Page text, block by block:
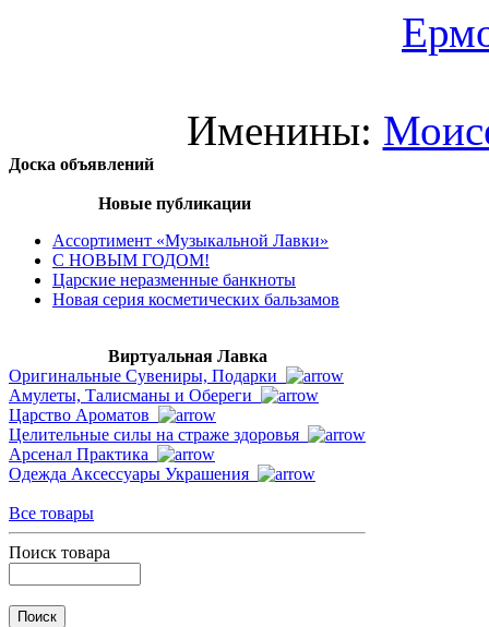
Именины:
Доска объявлений
Новые публикации
Ассортимент «Музыкальной Лавки»
С НОВЫМ ГОДОМ!
Царские неразменные банкноты
Новая серия косметических бальзамов
Виртуальная Лавка
Оригинальные Сувениры, Подарки
Амулеты, Талисманы и Обереги
Царство Ароматов
Целительные силы на страже здоровья
Арсенал Практика
Одежда Аксессуары Украшения
Все товары
Поиск товара